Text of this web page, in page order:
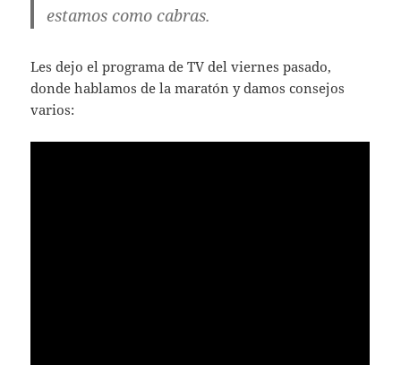
estamos como cabras.
Les dejo el programa de TV del viernes pasado,
donde hablamos de la maratón y damos consejos
varios: